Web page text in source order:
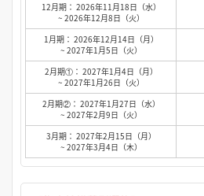
12月期： 2026年11月18日（水）
~ 2026年12月8日（火）
1月期： 2026年12月14日（月）
~ 2027年1月5日（火）
2月期①： 2027年1月4日（月）
~ 2027年1月26日（火）
2月期②： 2027年1月27日（水）
~ 2027年2月9日（火）
3月期： 2027年2月15日（月）
~ 2027年3月4日（木）